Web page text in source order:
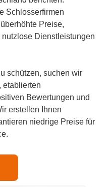
Schlosserfirmen
Preise,
Dienstleistungen
schützen, suchen wir
etablierten
Bewertungen und
erstellen Ihnen
niedrige Preise für